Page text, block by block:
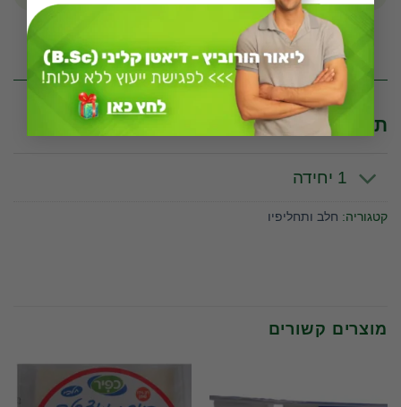
* לפי יחידה מדידה של 100 גרם
תכונות וערכים תזונתיים לפי יחידת מידה
1 יחידה
קטגוריה: חלב ותחליפיו
מוצרים קשורים